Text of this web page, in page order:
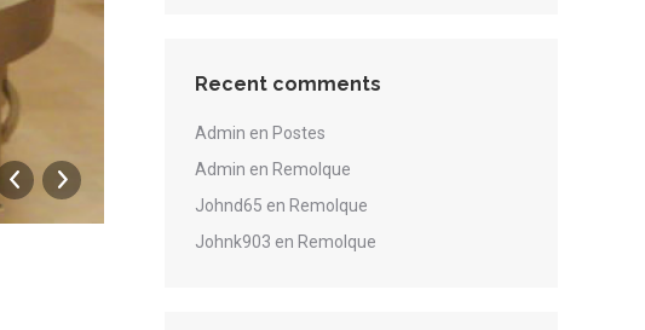
Recent comments
Admin en Postes
Admin en Remolque
Johnd65 en Remolque
Johnk903 en Remolque